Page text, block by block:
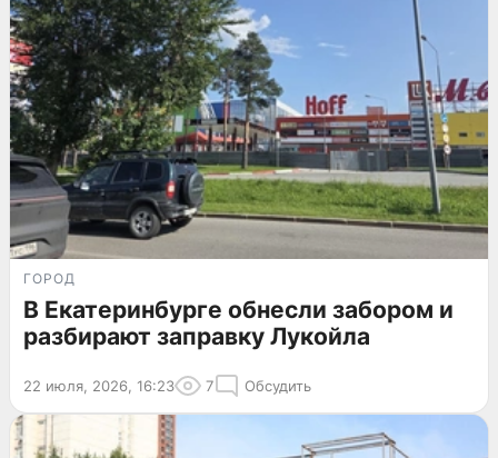
ГОРОД
В Екатеринбурге обнесли забором и
разбирают заправку Лукойла
22 июля, 2026, 16:23 7 Обсудить